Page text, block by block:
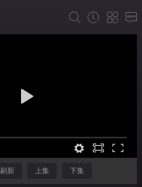
刷新 上集 下集